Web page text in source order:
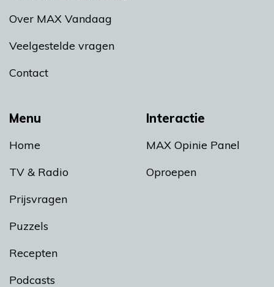
Menu
Home
TV & Radio
Prijsvragen
Puzzels
Recepten
Podcasts
Interactie
MAX Opinie Panel
Oproepen
Over MAX Vandaag
Veelgestelde vragen
Contact